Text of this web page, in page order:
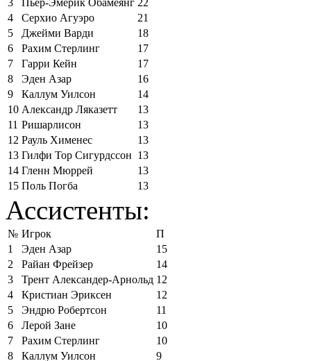
4
Серхио Агуэро
21
5
Джейми Варди
18
6
Рахим Стерлинг
17
7
Гарри Кейн
17
8
Эден Азар
16
9
Каллум Уилсон
14
10 Александр Ляказетт
13
11 Ришарлисон
13
12 Рауль Хименес
13
13 Гилфи Тор Сигурдссон 13
14 Гленн Мюррей
13
15 Поль Погба 13
Ассистенты:
№ Игрок
П
1
Эден Азар
15
2
Райан Фрейзер
14
3
Трент Александер-Арнольд 12
4
Кристиан Эриксен
12
5
Эндрю Робертсон
11
6
Лерой Зане
10
7
Рахим Стерлинг
10
8
Каллум Уилсон
9